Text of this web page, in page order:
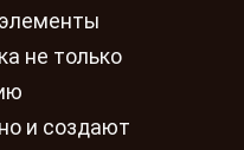
не только
и создают